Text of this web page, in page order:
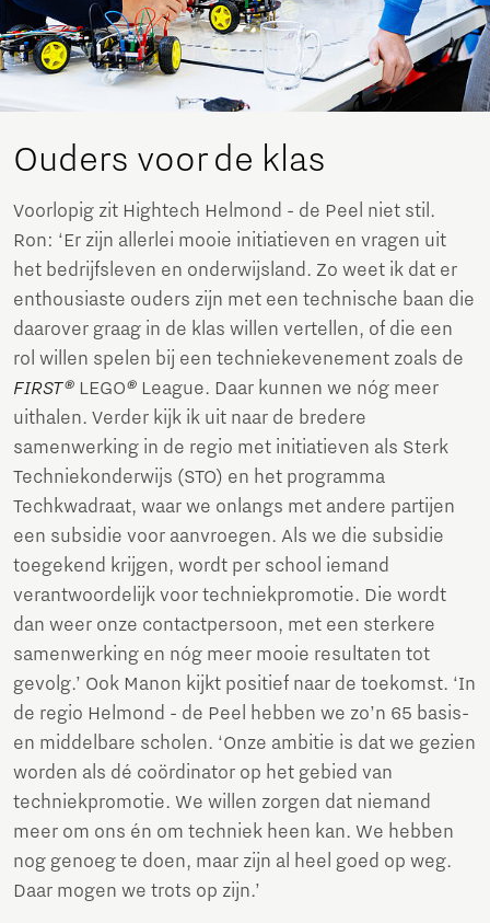
Ouders voor de klas
Voorlopig zit Hightech Helmond - de Peel niet stil.
Ron: ‘Er zijn allerlei mooie initiatieven en vragen uit
het bedrijfsleven en onderwijsland. Zo weet ik dat er
enthousiaste ouders zijn met een technische baan die
daarover graag in de klas willen vertellen, of die een
rol willen spelen bij een techniekevenement zoals de
FIRST® LEGO® League. Daar kunnen we nóg meer
uithalen. Verder kijk ik uit naar de bredere
samenwerking in de regio met initiatieven als Sterk
Techniekonderwijs (STO) en het programma
Techkwadraat, waar we onlangs met andere partijen
een subsidie voor aanvroegen. Als we die subsidie
toegekend krijgen, wordt per school iemand
verantwoordelijk voor techniekpromotie. Die wordt
dan weer onze contactpersoon, met een sterkere
samenwerking en nóg meer mooie resultaten tot
gevolg.’ Ook Manon kijkt positief naar de toekomst. ‘In
de regio Helmond - de Peel hebben we zo’n 65 basis-
en middelbare scholen. ‘Onze ambitie is dat we gezien
worden als dé coördinator op het gebied van
techniekpromotie. We willen zorgen dat niemand
meer om ons én om techniek heen kan. We hebben
nog genoeg te doen, maar zijn al heel goed op weg.
Daar mogen we trots op zijn.’